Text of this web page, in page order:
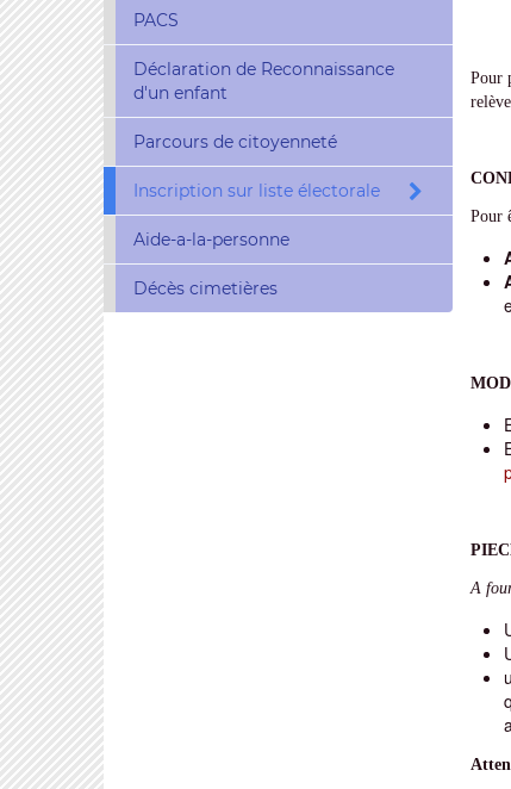
Pour
Pour
A
PACS
Déclaration de Reconnaissance
d'un enfant
Parcours de citoyenneté
Inscription sur liste électorale
Aide-a-la-personne
Décès cimetières